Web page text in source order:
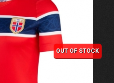
OUT OF STOCK